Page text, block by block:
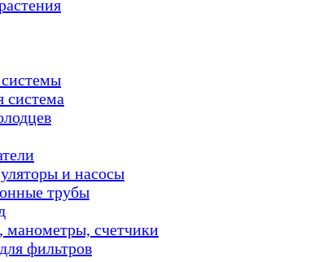
система
и насосы
трубы
манометры, счетчики
фильтров